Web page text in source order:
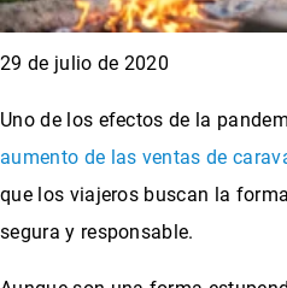
29 de julio de 2020
Uno de los efectos de la
aumento de las ventas de
que los viajeros buscan la
segura y responsable.